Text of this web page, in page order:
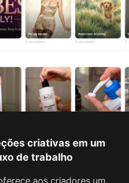
criativas em um
de trabalho
aos criadores um